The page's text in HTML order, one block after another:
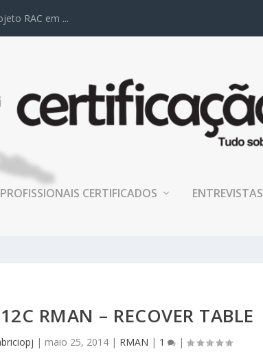
RAC em ...
PROFISSIONAIS CERTIFICADOS ENTREVISTAS
RMAN – RECOVER TABLE
| maio 25, 2014| RMAN | 1 |